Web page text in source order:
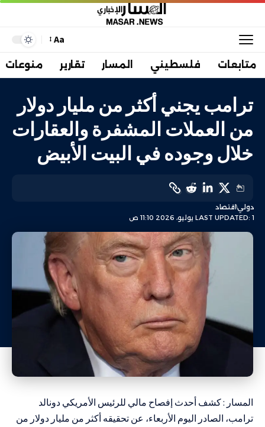
Aa
متابعات فلسطيني المسار تقارير منوعات
ترامب يجني أكثر من مليار دولار
من العملات المشفرة والعقارات
خلال وجوده في البيت الأبيض
LAST UPDATED: 1 يوليو، 2026 11:10 ص
دولياقتصاد
المسار : كشف أحدث إفصاح مالي للرئيس الأمريكي دونالد
ترامب، الصادر اليوم الأربعاء، عن تحقيقه أكثر من مليار دولار من